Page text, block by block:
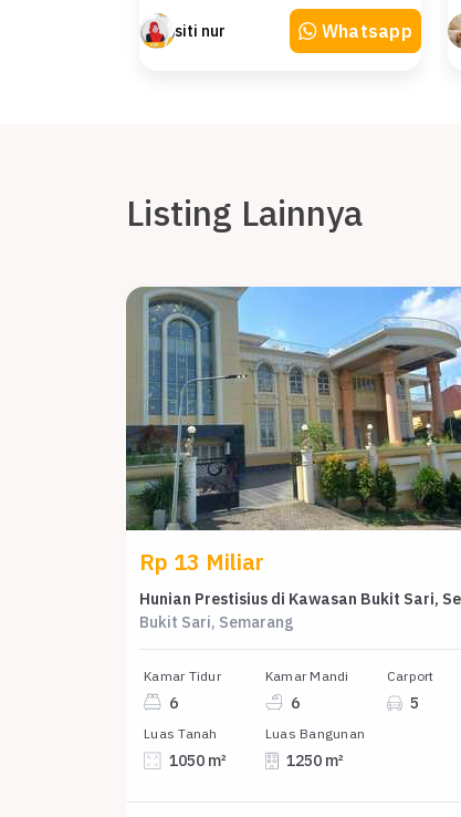
siti nur Whatsapp
Listing Lainnya
Rp 13 Miliar
Bukit Sari, Semarang
Kamar Tidur
6
Kamar Mandi
6
Carport
5
Luas Tanah
1050 m²
Luas Bangunan
1250 m²